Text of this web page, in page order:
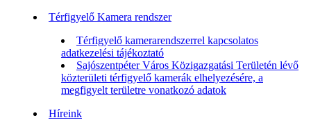
Térfigyelő Kamera rendszer
Térfigyelő kamerarendszerrel kapcsolatos
adatkezelési tájékoztató
Sajószentpéter Város Közigazgatási Területén lévő
közterületi térfigyelő kamerák elhelyezésére, a
megfigyelt területre vonatkozó adatok
Híreink